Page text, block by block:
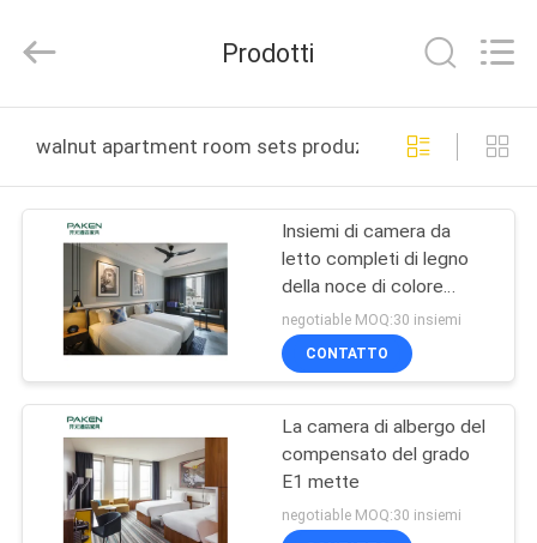
PRODOTTI
CIRCA
GIRO
DELLA
FABBRICA
Reserved.
Prodotti
walnut apartment room sets produzione online
Insiemi di camera da
letto completi di legno
della noce di colore
scuro dell'appartamento
negotiable MOQ:30 insiemi
CONTATTO
La camera di albergo del
compensato del grado
E1 mette
negotiable MOQ:30 insiemi